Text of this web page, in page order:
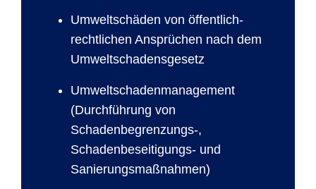
Umweltschäden von öffentlich-
rechtlichen Ansprüchen nach dem
Umweltschadensgesetz
Umweltschadenmanagement
(Durchführung von
Schadenbegrenzungs-,
Schadenbeseitigungs- und
Sanierungsmaßnahmen)